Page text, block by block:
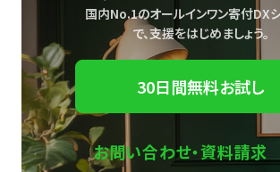
国内No.1のオールインワン寄付DX
で、支援をはじめましょう。
30日間無料お試し
お問い合わせ・資料請求